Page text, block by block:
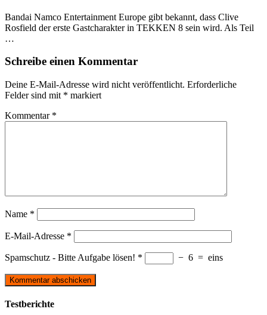
Bandai Namco Entertainment Europe gibt bekannt, dass Clive
Rosfield der erste Gastcharakter in TEKKEN 8 sein wird. Als Teil
…
Schreibe einen Kommentar
Deine E-Mail-Adresse wird nicht veröffentlicht. Erforderliche
Felder sind mit * markiert
Kommentar *
Name *
E-Mail-Adresse *
Spamschutz - Bitte Aufgabe lösen! * − 6 = eins
Testberichte